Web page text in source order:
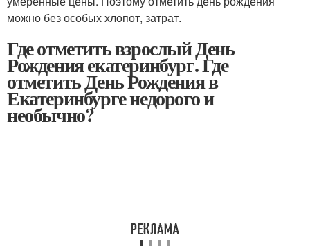
можно без особых хлопот, затрат.
Где отметить взрослый День
Рождения екатеринбург. Где
отметить День Рождения в
Екатеринбурге недорого и
необычно?